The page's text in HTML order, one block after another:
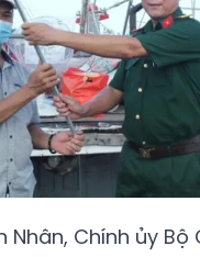
Nhân, Chính ủy